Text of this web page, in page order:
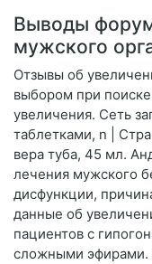
Выводы
мужского
Отзывы об
выбором при
увеличения. Сеть
таблетками, n |
вера туба, 45 мл.
лечения мужского
дисфункции,
данные об
пациентов с
сложными эфирами.